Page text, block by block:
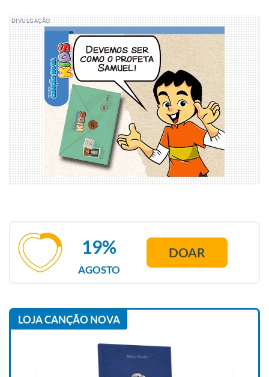
DIVULGAÇÃO
AGOSTO
19% DOAR
LOJA CANÇÃO NOVA